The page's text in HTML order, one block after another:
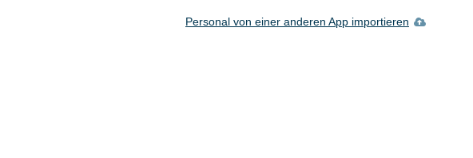
Personal von einer anderen App importieren